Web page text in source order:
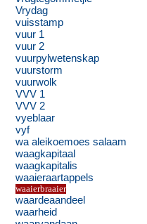
Vrydag
vuisstamp
vuur 1
vuur 2
vuurpylwetenskap
vuurstorm
vuurwolk
VVV 1
VVV 2
vyeblaar
vyf
wa aleikoemoes salaam
waagkapitaal
waagkapitalis
waaieraartappels
waaierbraaier
waardeaandeel
waarheid